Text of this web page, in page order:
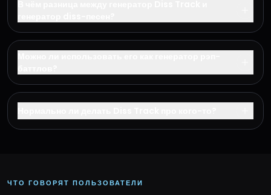
ЧТО ГОВОРЯТ ПОЛЬЗОВАТЕЛИ